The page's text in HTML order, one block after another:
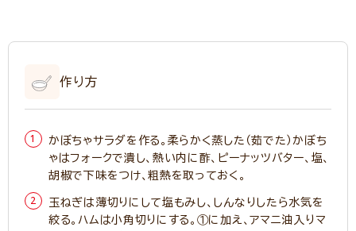
作り方
かぼちゃサラダを作る。柔らかく蒸した（茹でた）かぼち
ゃはフォークで潰し、熱い内に酢、ピーナッツバター、塩、
胡椒で下味をつけ、粗熱を取っておく。
玉ねぎは薄切りにして塩もみし、しんなりしたら水気を
絞る。ハムは小角切りにする。①に加え、アマニ油入りマ